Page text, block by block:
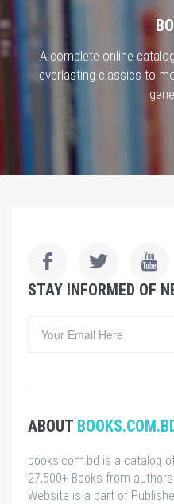
A complete online
everlasting classics to
STAY INFORMED OF
ABOUT
books.com.bd is a catalog
27,500+ Books from
Website is a part of